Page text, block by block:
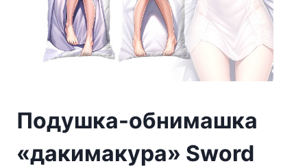
Подушка-обнимашка
«дакимакура» Sword